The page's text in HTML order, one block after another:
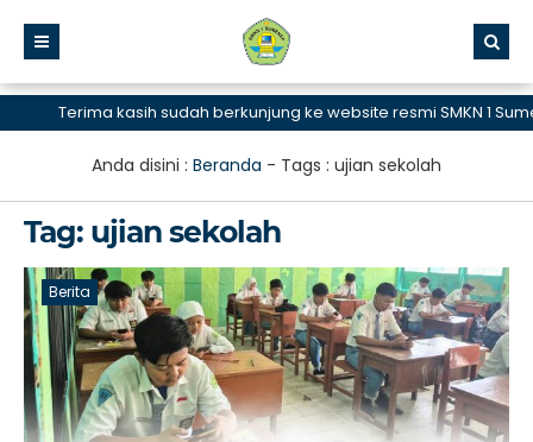
Terima kasih sudah berkunjung ke website resmi SMKN 1
Anda disini : Beranda - Tags : ujian sekolah
Tag: ujian sekolah
Berita